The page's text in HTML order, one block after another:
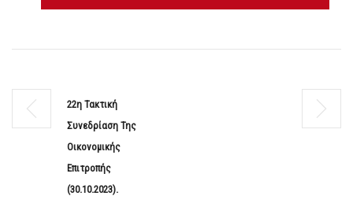
22η Τακτική
Συνεδρίαση Της
Οικονομικής
Επιτροπής
(30.10.2023).